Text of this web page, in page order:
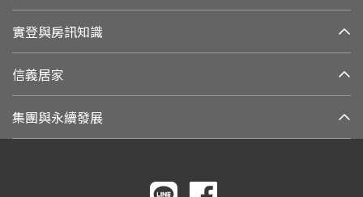
實登與房訊知識
信義居家
集團與永續發展